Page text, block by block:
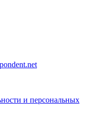
и персональных